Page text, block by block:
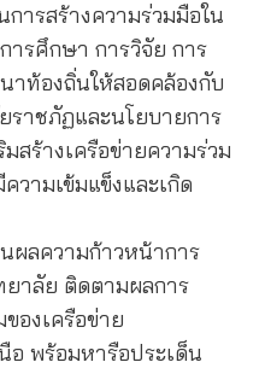
ารสร้างความร่วมมือใน
รศึกษา การวิจัย การ
าท้องถิ่นให้สอดคล้องกับ
าชภัฏและนโยบายการ
สร้างเครือข่ายความร่วม
วามเข้มแข็งและเกิด
ผลความก้าวหน้าการ
าลัย ติดตามผลการ
องเครือข่าย
พร้อมหารือประเด็น